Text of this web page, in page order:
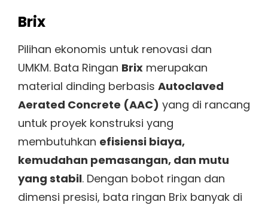
Brix
Pilihan ekonomis untuk renovasi dan
UMKM. Bata Ringan Brix merupakan
material dinding berbasis Autoclaved
Aerated Concrete (AAC) yang di rancang
untuk proyek konstruksi yang
membutuhkan efisiensi biaya,
kemudahan pemasangan, dan mutu
yang stabil. Dengan bobot ringan dan
dimensi presisi, bata ringan Brix banyak di